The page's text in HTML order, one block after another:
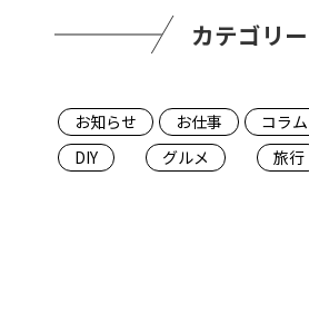
カテゴリー
お知らせ お仕事 コラム
DIY
グルメ 旅行